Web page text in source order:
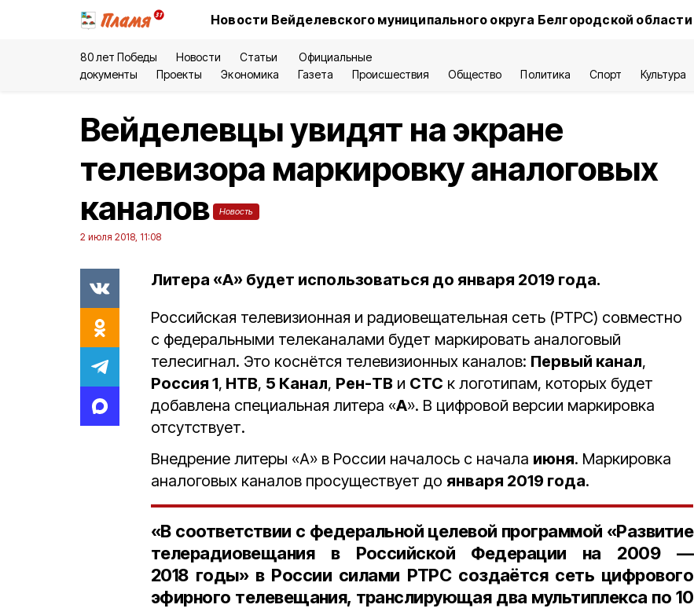
Новости Вейделевского муниципального округа Белгородской области
80 лет Победы Новости Статьи
Официальные
документы
Проекты Экономика Газета Происшествия Общество Политика Спорт Культура
Вейделевцы увидят на экране
телевизора маркировку аналоговых
каналов
Новость
2 июля 2018, 11:08
Литера «А» будет использоваться до января 2019 года.
Российская телевизионная и радиовещательная сеть (РТРС) совместно
с федеральными телеканалами будет маркировать аналоговый
телесигнал. Это коснётся телевизионных каналов: Первый канал,
Россия 1, НТВ, 5 Канал, Рен-ТВ и СТС к логотипам, которых будет
добавлена специальная литера «А». В цифровой версии маркировка
отсутствует.
Внедрение литеры «А» в России началось с начала июня. Маркировка
аналоговых каналов просуществует до января 2019 года.
«В соответствии с федеральной целевой программой «Развитие
телерадиовещания в Российской Федерации на 2009 —
2018 годы» в России силами РТРС создаётся сеть цифрового
эфирного телевещания, транслирующая два мультиплекса по10